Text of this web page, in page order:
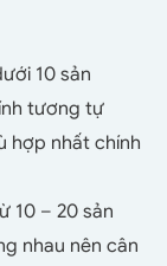
10 sản
tương tự
hợp nhất chính
10 – 20 sản
nhau nên cân